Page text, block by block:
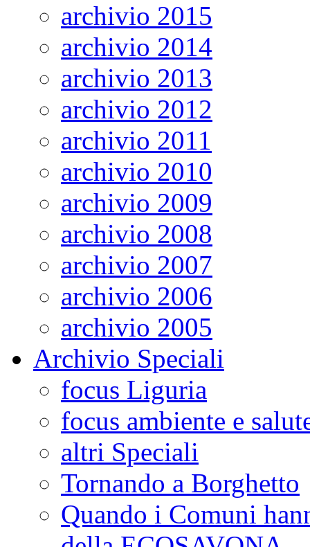
archivio 2015
archivio 2014
archivio 2013
archivio 2012
archivio 2011
archivio 2010
archivio 2009
archivio 2008
archivio 2007
archivio 2006
archivio 2005
Archivio Speciali
focus Liguria
focus ambiente e
altri Speciali
Tornando a Borghetto
Quando i Comuni